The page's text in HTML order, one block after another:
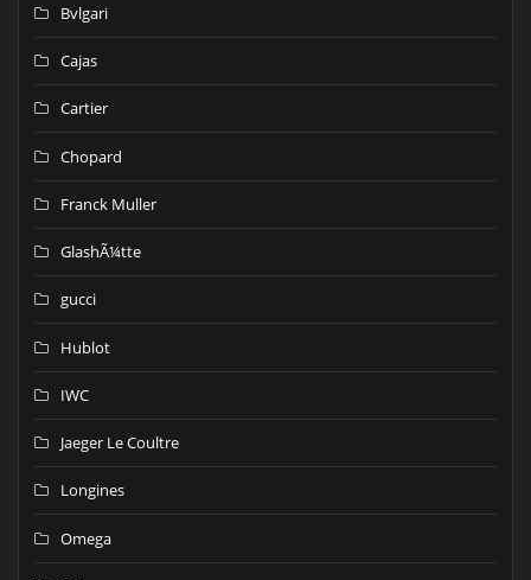
Bvlgari
Cajas
Cartier
Chopard
Franck Muller
GlashÃ¼tte
gucci
Hublot
IWC
Jaeger Le Coultre
Longines
Omega